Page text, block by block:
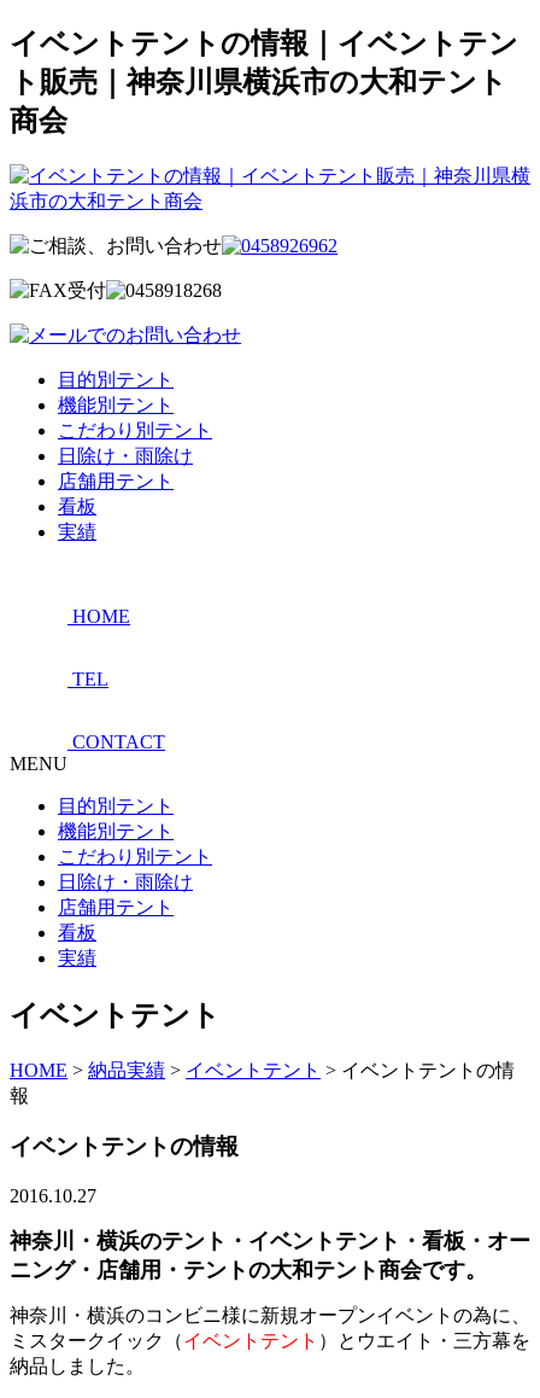
イベントテントの情報｜イベントテン
ト販売｜神奈川県横浜市の大和テント
商会
目的別テント
機能別テント
こだわり別テント
日除け・雨除け
店舗用テント
看板
実績
HOME
TEL
CONTACT
MENU
目的別テント
機能別テント
こだわり別テント
日除け・雨除け
店舗用テント
看板
実績
イベントテント
HOME > 納品実績 > イベントテント > イベントテントの情
報
イベントテントの情報
2016.10.27
神奈川・横浜のテント・イベントテント・看板・オー
ニング・店舗用・テントの大和テント商会です。
神奈川・横浜のコンビニ様に新規オープンイベントの為に、
ミスタークイック（イベントテント ）とウエイト・三方幕を
納品しました。